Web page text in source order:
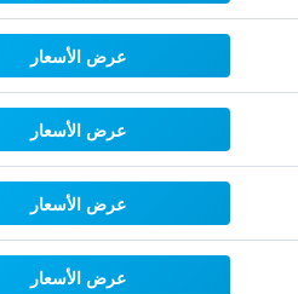
عرض الأسعار
عرض الأسعار
عرض الأسعار
عرض الأسعار